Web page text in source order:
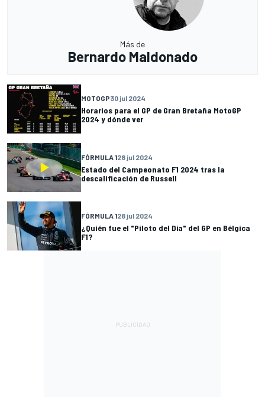
Más de
Bernardo Maldonado
MOTOGP30 jul 2024
Horarios para el GP de Gran Bretaña MotoGP
2024 y dónde ver
FÓRMULA 128 jul 2024
Estado del Campeonato F1 2024 tras la
descalificación de Russell
FÓRMULA 128 jul 2024
¿Quién fue el "Piloto del Día" del GP en Bélgica
F1?